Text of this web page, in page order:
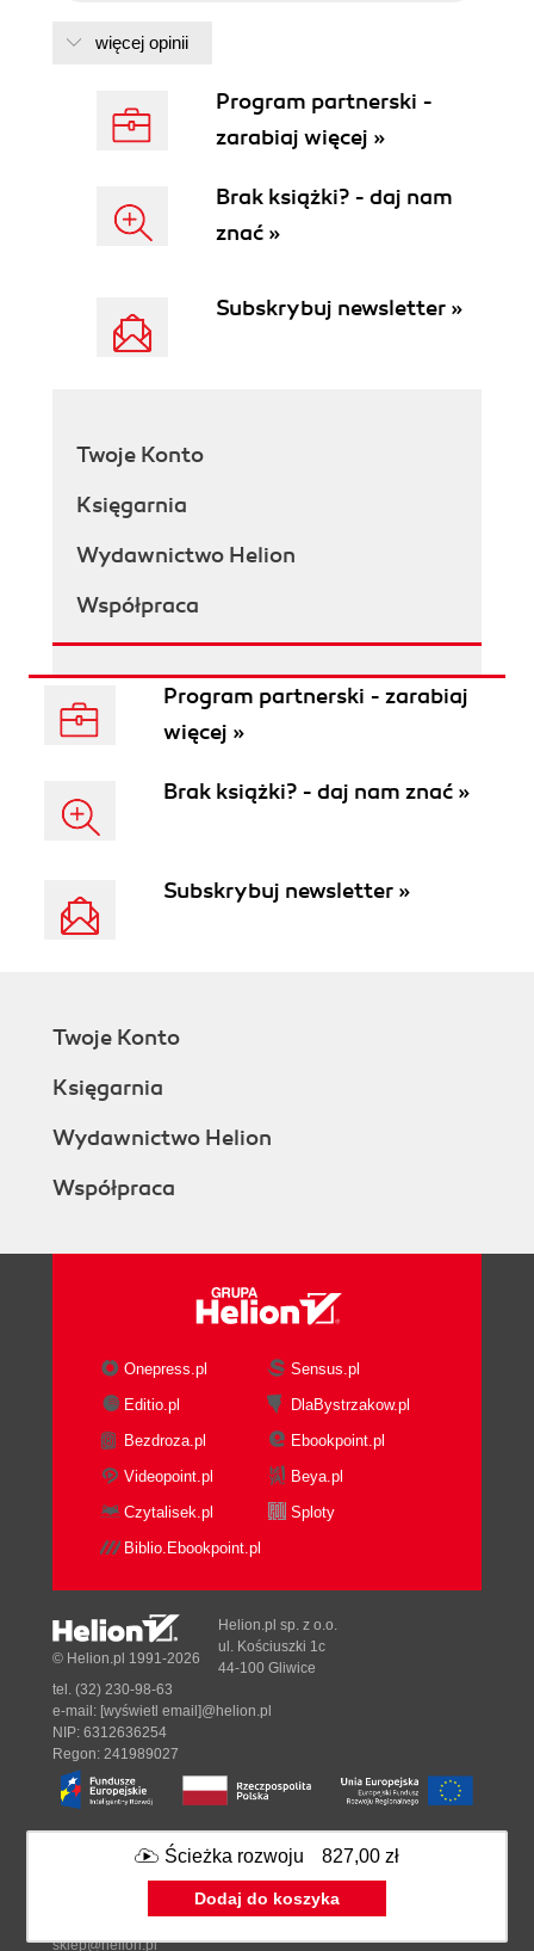
więcej opinii
Program partnerski -
zarabiaj więcej »
Brak książki? - daj nam
znać »
Subskrybuj newsletter »
Twoje Konto
Księgarnia
Wydawnictwo Helion
Współpraca
Ścieżka rozwoju 827,00 zł
Dodaj do koszyka
Program partnerski - zarabiaj
więcej »
Brak książki? - daj nam znać »
Subskrybuj newsletter »
Twoje Konto
Księgarnia
Wydawnictwo Helion
Współpraca
Onepress.pl
Sensus.pl
Editio.pl
DlaBystrzakow.pl
Bezdroza.pl
Ebookpoint.pl
Videopoint.pl
Beya.pl
Czytalisek.pl
Sploty
Biblio.Ebookpoint.pl
Designed with ♥ by Tonik.pl
© Helion.pl 1991-2026
Helion.pl sp. z o.o.
ul. Kościuszki 1c
44-100 Gliwice
tel. (32) 230-98-63
e-mail: [wyświetl email]@helion.pl
NIP: 6312636254
Regon: 241989027
Pełna wersja strony »
sklep@helion.pl